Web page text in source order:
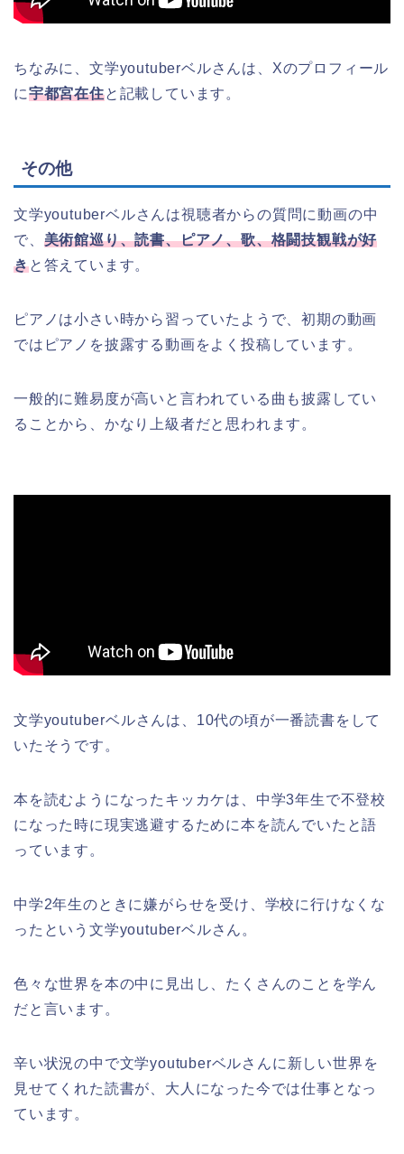
ちなみに、文学youtuberベルさんは、Xのプロフィール
に宇都宮在住と記載しています。
その他
文学youtuberベルさんは視聴者からの質問に動画の中
で、 美術館巡り、読書、ピアノ、歌、格闘技観戦が好
きと答えています。
ピアノは小さい時から習っていたようで、初期の動画
ではピアノを披露する動画をよく投稿しています。
一般的に難易度が高いと言われている曲も披露してい
ることから、かなり上級者だと思われます。
文学youtuberベルさんは、10代の頃が一番読書をして
いたそうです。
本を読むようになったキッカケは、中学3年生で不登校
になった時に現実逃避するために本を読んでいたと語
っています。
中学2年生のときに嫌がらせを受け、学校に行けなくな
ったという文学youtuberベルさん。
色々な世界を本の中に見出し、たくさんのことを学ん
だと言います。
辛い状況の中で文学youtuberベルさんに新しい世界を
見せてくれた読書が、大人になった今では仕事となっ
ています。